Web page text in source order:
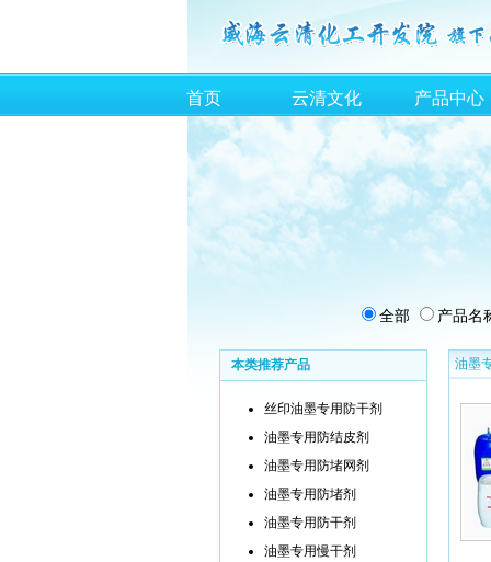
首页 云清文化 产品中心
全部 产品名
本类推荐产品
丝印油墨专用防干剂
油墨专用防结皮剂
油墨专用防堵网剂
油墨专用防堵剂
油墨专用防干剂
油墨专用慢干剂
油墨